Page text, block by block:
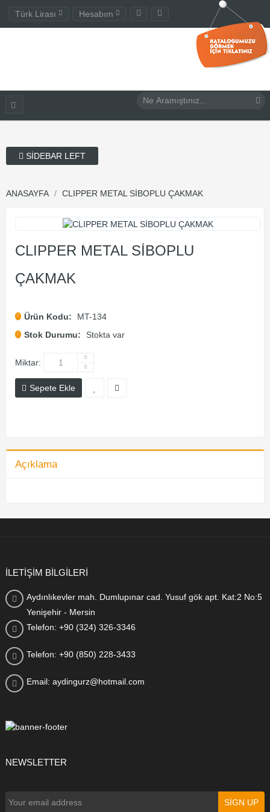
Türk Lirası Hesabım
SIDEBAR LEFT
ANASAYFA CLIPPER METAL SİBOPLU ÇAKMAK
CLIPPER METAL SİBOPLU
ÇAKMAK
Ürün Kodu:
MT-134
Stok Durumu:
Stokta var
Miktar:
Sepete Ekle
Açıklama
İLETİŞİM BİLGİLERİ
Aydınlıkevler mah. Dumlupınar cad. Yusuf gök apt. Kat:2 No:5
Yenişehir - Mersin
Telefon: +90 (324) 326-3346
Telefon: +90 (850) 228-3433
Email: aydingurz@hotmail.com
NEWSLETTER